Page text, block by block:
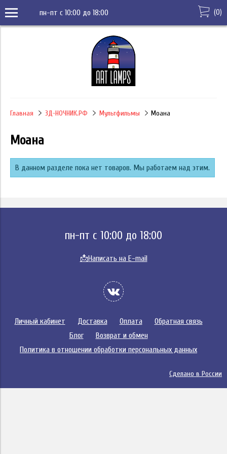
пн-пт с 10:00 до 18:00 (0)
Главная 3Д-НОЧНИК.РФ Мультфильмы Моана
Моана
В данном разделе пока нет товаров. Мы работаем над этим.
пн-пт с 10:00 до 18:00
📩Написать на E-mail
Личный кабинет Доставка Оплата
Обратная связь
Блог
Возврат и обмен
Политика в отношении обработки персональных данных
Сделано в России